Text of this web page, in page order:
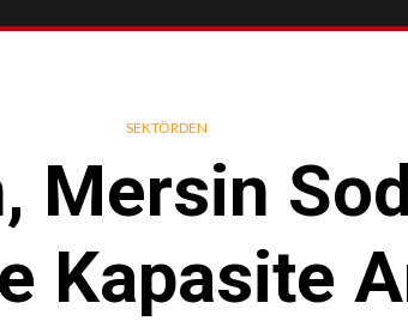
SEKTÖRDEN
Mersin
Kapasite